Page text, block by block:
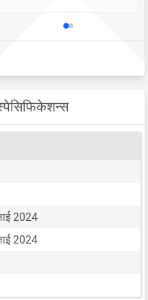
2024
2024